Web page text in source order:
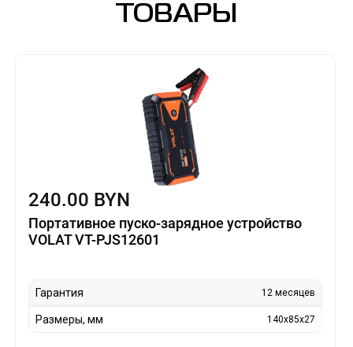
ТОВАРЫ
240.00 BYN
Портативное пуско-зарядное устройство
VOLAT VT-PJS12601
Гарантия 12 месяцев
Размеры, мм 140x85x27